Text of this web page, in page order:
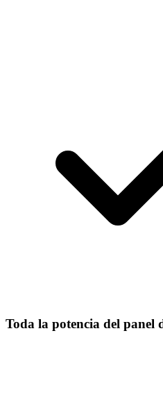
Toda la potencia del panel